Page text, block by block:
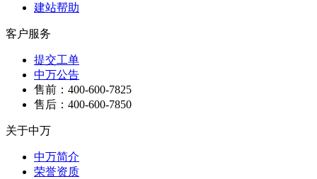
建站帮助
客户服务
提交工单
中万公告
售前：400-600-7825
售后：400-600-7850
关于中万
中万简介
荣誉资质